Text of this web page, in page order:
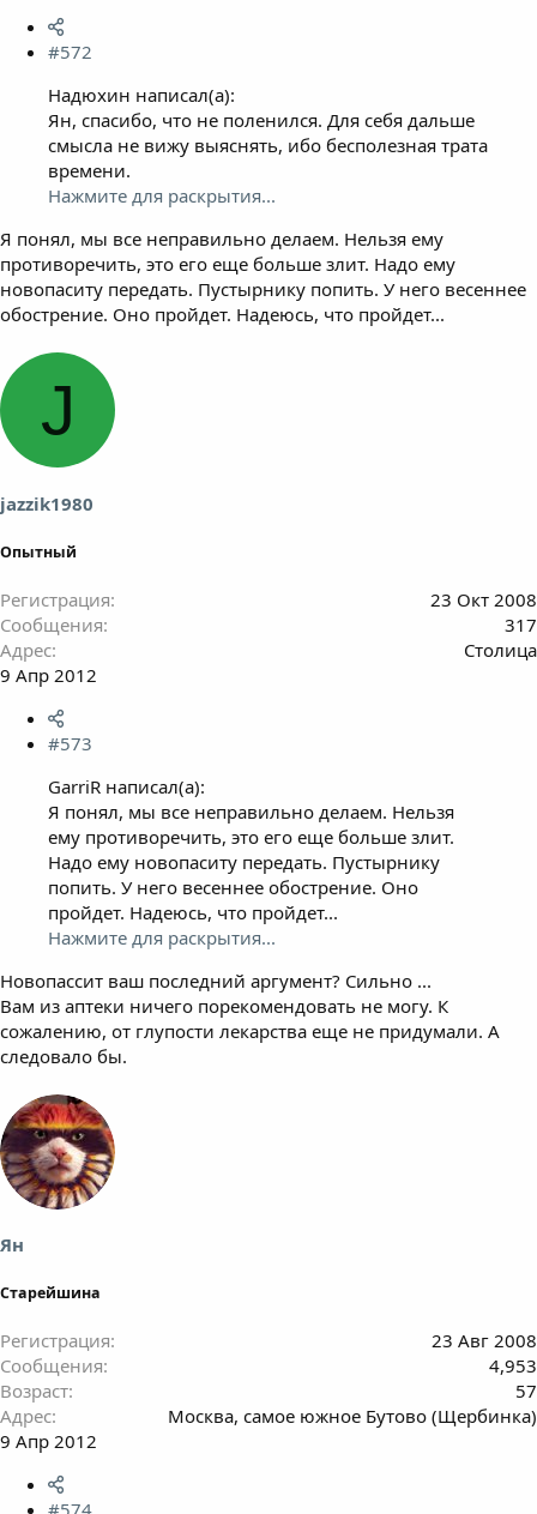
#572
Надюхин написал(а):
Ян, спасибо, что не поленился. Для себя дальше
смысла не вижу выяснять, ибо бесполезная трата
времени.
Нажмите для раскрытия...
Я понял, мы все неправильно делаем. Нельзя ему
противоречить, это его еще больше злит. Надо ему
новопаситу передать. Пустырнику попить. У него весеннее
обострение. Оно пройдет. Надеюсь, что пройдет...
J
jazzik1980
Опытный
Регистрация
23 Окт 2008
Сообщения
317
Адрес
Столица
9 Апр 2012
#573
GarriR написал(а):
Я понял, мы все неправильно делаем. Нельзя
ему противоречить, это его еще больше злит.
Надо ему новопаситу передать. Пустырнику
попить. У него весеннее обострение. Оно
пройдет. Надеюсь, что пройдет...
Нажмите для раскрытия...
Новопассит ваш последний аргумент? Сильно ...
Вам из аптеки ничего порекомендовать не могу. К
сожалению, от глупости лекарства еще не придумали. А
следовало бы.
Ян
Старейшина
Регистрация
23 Авг 2008
Сообщения
4,953
Возраст
57
Адрес
Москва, самое южное Бутово (Щербинка)
9 Апр 2012
#574